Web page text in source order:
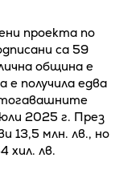
проекта по
са 59
община е
е получила едва
2025 г. През
13,5 млн. лв., но
хил. лв.